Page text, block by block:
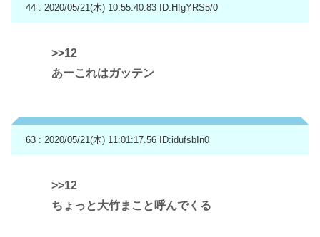
44 : 2020/05/21(木) 10:55:40.83 ID:HfgYRS5/0
>>12
あーこれはガッテン
63 : 2020/05/21(木) 11:01:17.56 ID:idufsbIn0
>>12
ちょっと大竹まこと呼んでくる